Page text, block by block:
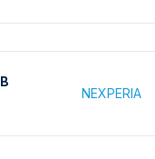
NEXPERIA